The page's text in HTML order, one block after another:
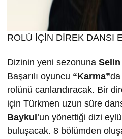
ROLÜ İÇİN DİREK DANSI
Dizinin yeni sezonuna Selin
Başarılı oyuncu “Karma”da
rolünü canlandıracak. Bir
için Türkmen uzun süre
Baykul ’un yönettiği dizi
buluşacak. 8 bölümden